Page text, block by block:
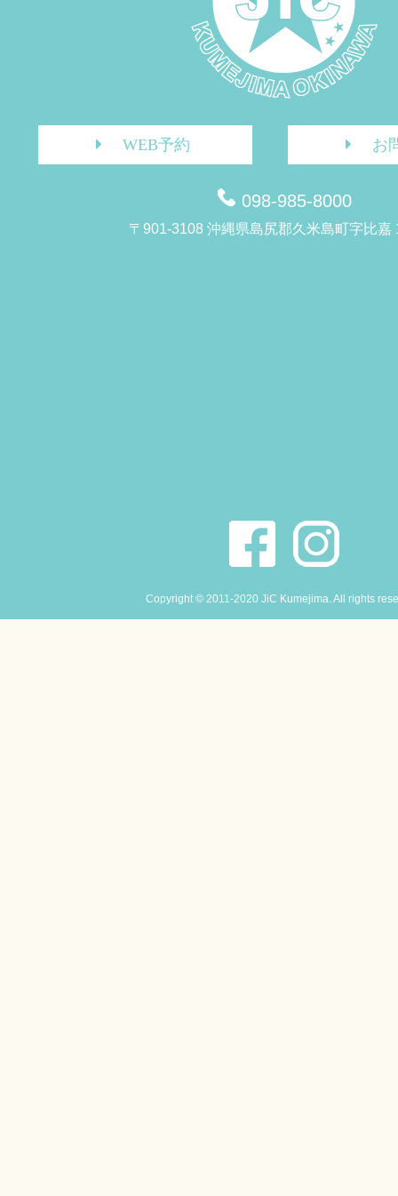
WEB予約 お
098-985-8000
〒901-3108 沖縄県島尻郡久米島町字比嘉
Copyright © 2011-2020 JiC Kumejima. All rights